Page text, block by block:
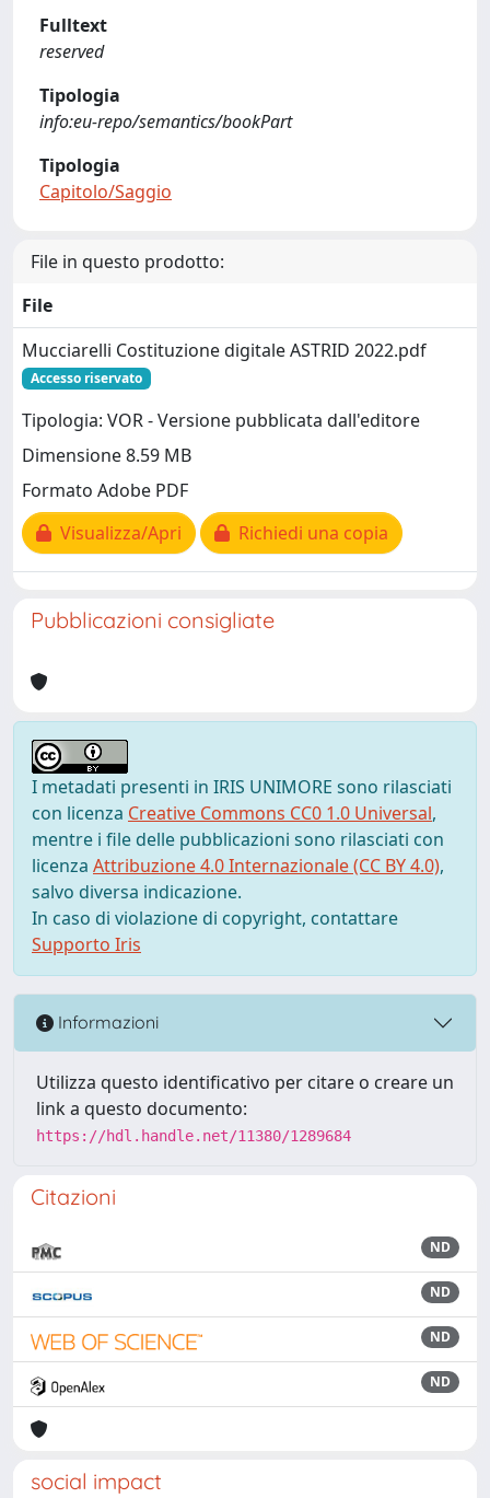
Fulltext
reserved
Tipologia
info:eu-repo/semantics/bookPart
Tipologia
Capitolo/Saggio
File in questo prodotto:
File
Mucciarelli Costituzione digitale ASTRID 2022.pdf
Accesso riservato
Tipologia: VOR - Versione pubblicata dall'editore
Dimensione 8.59 MB
Formato Adobe PDF
Visualizza/Apri
Richiedi una copia
Pubblicazioni consigliate
I metadati presenti in IRIS UNIMORE sono rilasciati
con licenza Creative Commons CC0 1.0 Universal,
mentre i file delle pubblicazioni sono rilasciati con
licenza Attribuzione 4.0 Internazionale (CC BY 4.0),
salvo diversa indicazione.
In caso di violazione di copyright, contattare
Supporto Iris
Informazioni
Utilizza questo identificativo per citare o creare un
link a questo documento:
https://hdl.handle.net/11380/1289684
Citazioni
ND
ND
ND
ND
social impact